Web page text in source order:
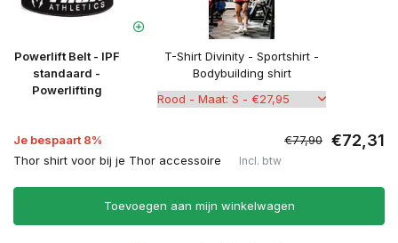
Powerlift Belt - IPF
standaard -
Powerlifting
T-Shirt Divinity - Sportshirt -
Bodybuilding shirt
Je bespaart 8% €77,90 €72,31
Thor shirt voor bij je Thor accessoire Incl. btw
Toevoegen aan mijn winkelwagen